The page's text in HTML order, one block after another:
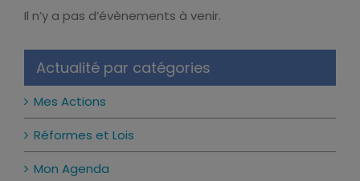
Notice
Il n’y a pas d’évènements à venir.
Actualité par catégories
Mes Actions
Réformes et Lois
Mon Agenda